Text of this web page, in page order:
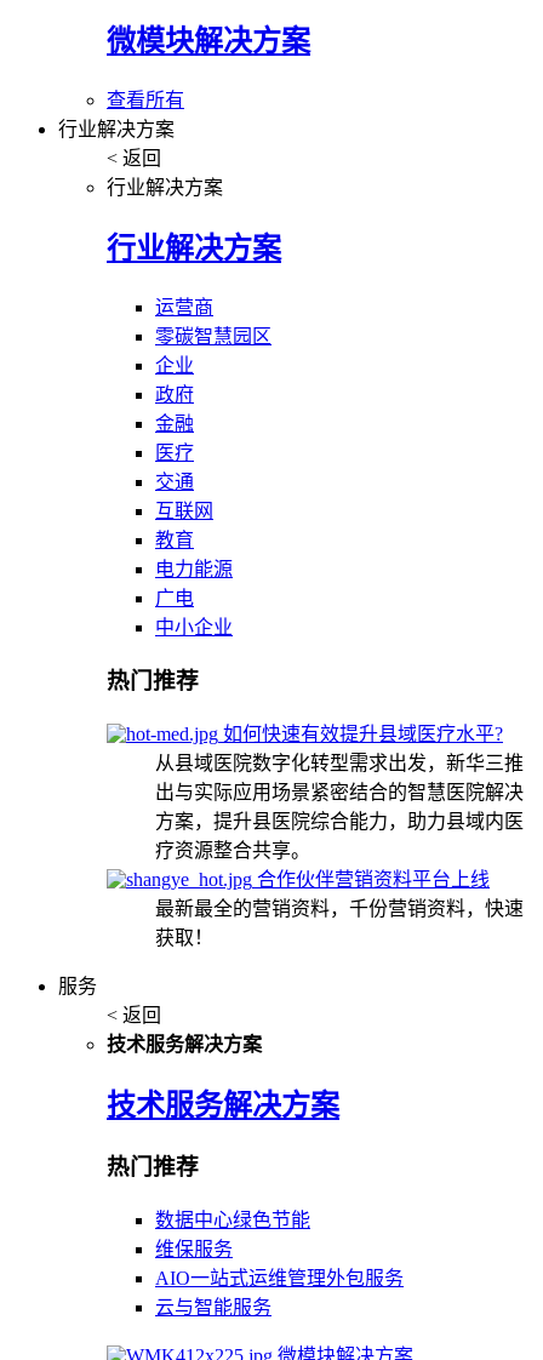
微模块解决方案
查看所有
行业解决方案
< 返回
行业解决方案
行业解决方案
运营商
零碳智慧园区
企业
政府
金融
医疗
交通
互联网
教育
电力能源
广电
中小企业
热门推荐
如何快速有效提升县域医疗水平?
从县域医院数字化转型需求出发，新华三推
出与实际应用场景紧密结合的智慧医院解决
方案，提升县医院综合能力，助力县域内医
疗资源整合共享。
合作伙伴营销资料平台上线
最新最全的营销资料，千份营销资料，快速
获取！
服务
< 返回
技术服务解决方案
技术服务解决方案
热门推荐
数据中心绿色节能
维保服务
AIO一站式运维管理外包服务
云与智能服务
微模块解决方案